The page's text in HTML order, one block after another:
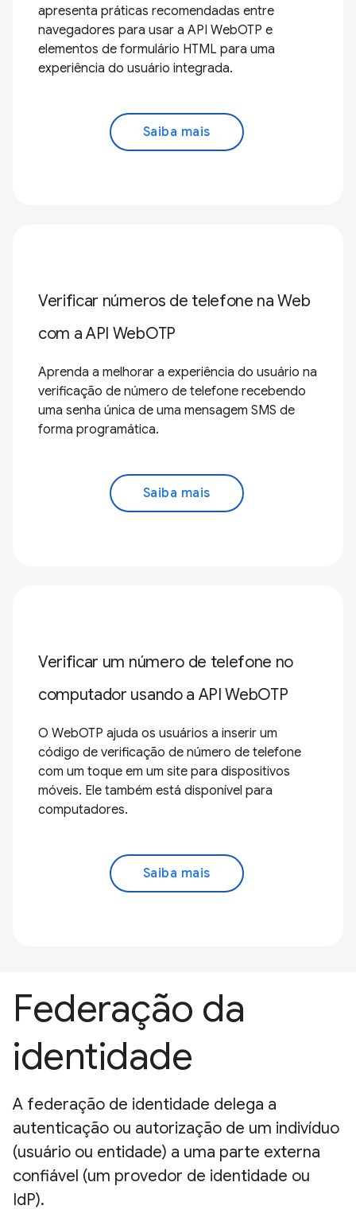
apresenta práticas recomendadas entre
navegadores para usar a API WebOTP e
elementos de formulário HTML para uma
experiência do usuário integrada.
Saiba mais
Verificar números de telefone na Web
com a API WebOTP
Aprenda a melhorar a experiência do usuário na
verificação de número de telefone recebendo
uma senha única de uma mensagem SMS de
forma programática.
Saiba mais
Verificar um número de telefone no
computador usando a API WebOTP
O WebOTP ajuda os usuários a inserir um
código de verificação de número de telefone
com um toque em um site para dispositivos
móveis. Ele também está disponível para
computadores.
Saiba mais
Federação da
identidade
A federação de identidade delega a
autenticação ou autorização de um indivíduo
(usuário ou entidade) a uma parte externa
confiável (um provedor de identidade ou
IdP).